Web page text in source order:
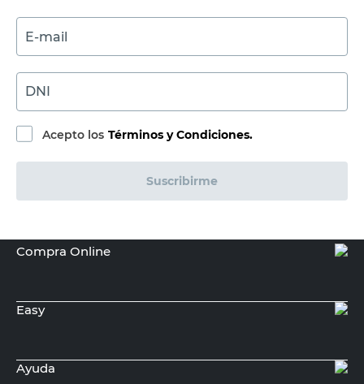
E-mail
DNI
Acepto los Términos y Condiciones.
Suscribirme
Compra Online
Easy
Ayuda